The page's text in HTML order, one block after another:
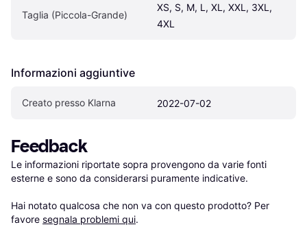
Taglia (Piccola-Grande)
XS, S, M, L, XL, XXL, 3XL,
4XL
Informazioni aggiuntive
Creato presso Klarna 2022-07-02
Feedback
Le informazioni riportate sopra provengono da varie fonti
esterne e sono da considerarsi puramente indicative.
Hai notato qualcosa che non va con questo prodotto? Per
favore segnala problemi qui.